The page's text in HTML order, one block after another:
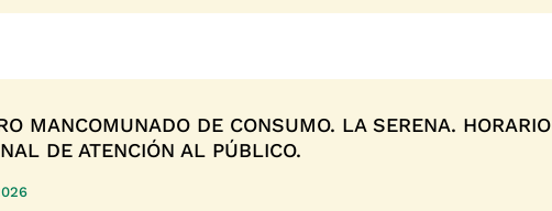
MANCOMUNADO DE CONSUMO. LA SERENA. HORARIO
DE ATENCIÓN AL PÚBLICO.